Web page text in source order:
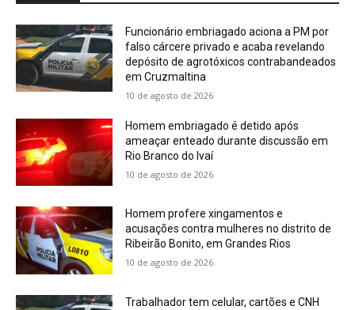
Funcionário embriagado aciona a PM por
falso cárcere privado e acaba revelando
depósito de agrotóxicos contrabandeados
em Cruzmaltina
10 de agosto de 2026
Homem embriagado é detido após
ameaçar enteado durante discussão em
Rio Branco do Ivaí
10 de agosto de 2026
Homem profere xingamentos e
acusações contra mulheres no distrito de
Ribeirão Bonito, em Grandes Rios
10 de agosto de 2026
Trabalhador tem celular, cartões e CNH